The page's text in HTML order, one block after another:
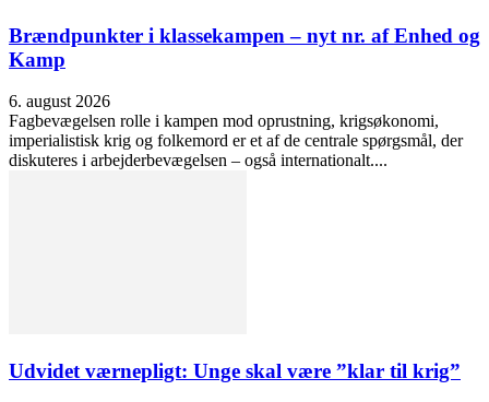
Brændpunkter i klassekampen – nyt nr. af Enhed og
Kamp
6. august 2026
Fagbevægelsen rolle i kampen mod oprustning, krigsøkonomi,
imperialistisk krig og folkemord er et af de centrale spørgsmål, der
diskuteres i arbejderbevægelsen – også internationalt....
Udvidet værnepligt: Unge skal være ”klar til krig”